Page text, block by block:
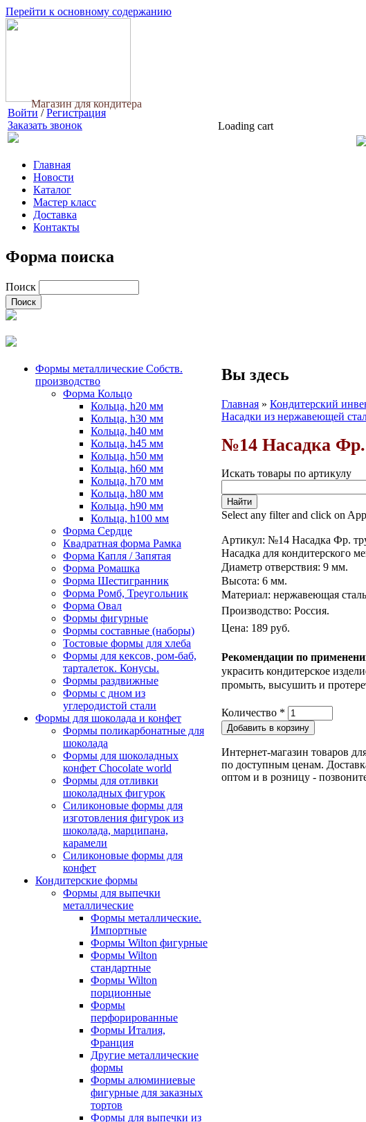
Перейти к основному содержанию
Магазин для кондитера
Войти /Регистрация
Заказать звонок
Loading cart
Главная
Новости
Каталог
Мастер класс
Доставка
Контакты
Форма поиска
Поиск
Формы металлические Собств.
производство
Форма Кольцо
Кольца, h20 мм
Кольца, h30 мм
Кольца, h40 мм
Кольца, h45 мм
Кольца, h50 мм
Кольца, h60 мм
Кольца, h70 мм
Кольца, h80 мм
Кольца, h90 мм
Кольца, h100 мм
Форма Сердце
Квадратная форма Рамка
Форма Капля / Запятая
Форма Ромашка
Форма Шестигранник
Форма Ромб, Треугольник
Форма Овал
Формы фигурные
Формы составные (наборы)
Тостовые формы для хлеба
Формы для кексов, ром-баб,
тарталеток. Конусы.
Формы раздвижные
Формы с дном из
углеродистой стали
Формы для шоколада и конфет
Формы поликарбонатные для
шоколада
Формы для шоколадных
конфет Сhocolate world
Формы для отливки
шоколадных фигурок
Силиконовые формы для
изготовления фигурок из
шоколада, марципана,
карамели
Силиконовые формы для
конфет
Кондитерские формы
Формы для выпечки
металлические
Формы металлические.
Импортные
Формы Wilton фигурные
Формы Wilton
стандартные
Формы Wilton
порционные
Формы
перфорированные
Формы Италия,
Франция
Другие металлические
формы
Формы алюминиевые
фигурные для заказных
тортов
Формы для выпечки из
Вы здесь
Главная » Кондитерский
Насадки из нержавеющей
№14 Насадка
Искать товары по артикулу
Select any filter and click on
Артикул: №14 Насадка Фр.
Насадка для кондитерского
Диаметр отверствия: 9 мм.
Высота: 6 мм.
Материал: нержавеющая
Производство: Россия.
Цена: 189 руб.
Рекомендации по
украсить кондитерское
промыть, высушить и
Количество *
Интернет-магазин товаров
по доступным ценам.
оптом и в розницу -